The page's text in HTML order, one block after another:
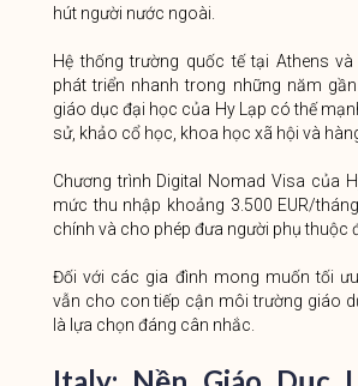
hút người nước ngoài.
Hệ thống trường quốc tế tại Athens
phát triển nhanh trong những năm
giáo dục đại học của Hy Lạp có thế
sử, khảo cổ học, khoa học xã hội và
Chương trình Digital Nomad Visa của
mức thu nhập khoảng 3.500 EUR/
chính và cho phép đưa người phụ thuộc
Đối với các gia đình mong muốn tối
vẫn cho con tiếp cận môi trường giáo
là lựa chọn đáng cân nhắc.